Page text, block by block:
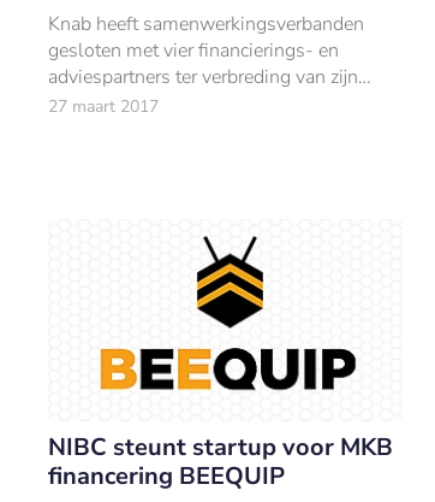
Knab heeft samenwerkingsverbanden
gesloten met vier financierings- en
adviespartners ter verbreding van zijn
financieringsaanbod voor ondernemers.
27 maart 2017
NIBC steunt startup voor MKB
financering BEEQUIP